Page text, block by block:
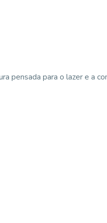
pensada para o lazer e a